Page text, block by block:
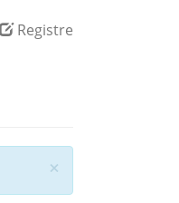
Registre
×